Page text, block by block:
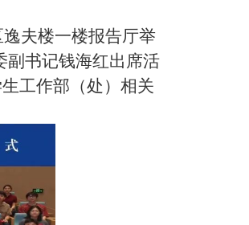
夫楼一楼报告厅举
副书记钱海红出席活
工作部（处）相关